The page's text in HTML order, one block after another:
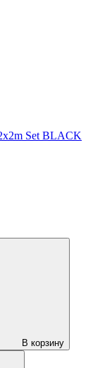
Set BLACK
В корзину